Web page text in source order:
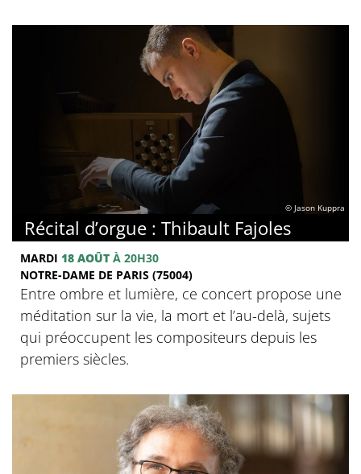
© Jason Kuppra
Récital d’orgue : Thibault Fajoles
MARDI 18 AOÛT À 20H30
NOTRE-DAME DE PARIS (75004)
Entre ombre et lumière, ce concert propose une
méditation sur la vie, la mort et l’au-delà, sujets
qui préoccupent les compositeurs depuis les
premiers siècles.